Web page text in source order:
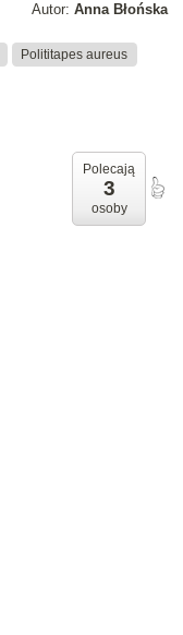
Autor: Anna Błońska
Polititapes aureus
Polecają
3
osoby